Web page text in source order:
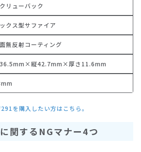
リューバック
クス型サファイア
無反射コーティング
縦42.7mm×厚さ11.6mm
を購入したい方はこちら。
関するNGマナー4つ